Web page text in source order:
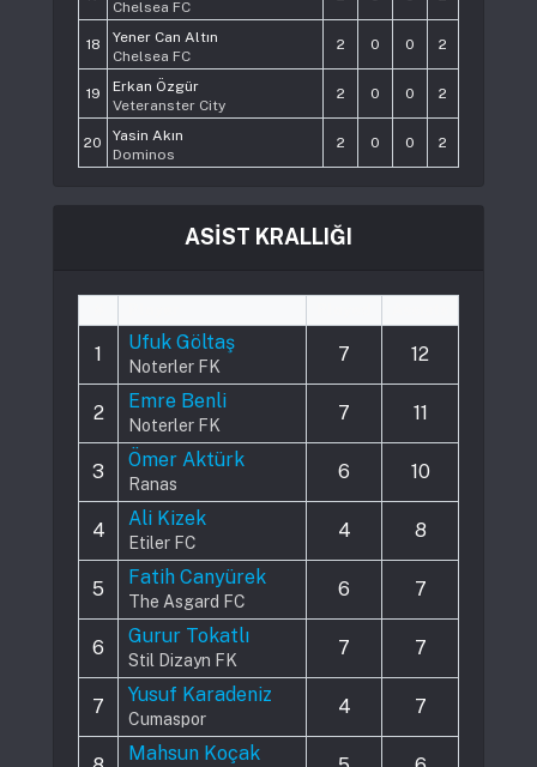
Chelsea FC
18
Yener Can Altın
Chelsea FC
2 0 0 2
19
Erkan Özgür
Veteranster City
2 0 0 2
20
Yasin Akın
Dominos
2 0 0 2
ASİST KRALLIĞI
1
Ufuk Göltaş
Noterler FK
7 12
2
Emre Benli
Noterler FK
7 11
3
Ömer Aktürk
Ranas
6 10
4
Ali Kizek
Etiler FC
4 8
5
Fatih Canyürek
The Asgard FC
6 7
6
Gurur Tokatlı
Stil Dizayn FK
7 7
7
Yusuf Karadeniz
Cumaspor
4 7
Mahsun Koçak